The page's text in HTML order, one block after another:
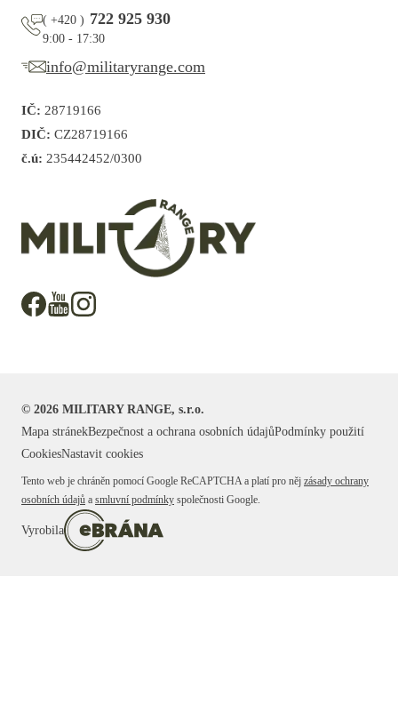
( +420 ) 722 925 930
9:00 - 17:30
info@militaryrange.com
IČ: 28719166
DIČ: CZ28719166
č.ú: 235442452/0300
© 2026 MILITARY RANGE, s.r.o.
Mapa stránekBezpečnost a ochrana osobních údajůPodmínky použití
CookiesNastavit cookies
Tento web je chráněn pomocí Google ReCAPTCHA a platí pro něj zásady ochrany
osobních údajů a smluvní podmínky společnosti Google.
Vyrobila